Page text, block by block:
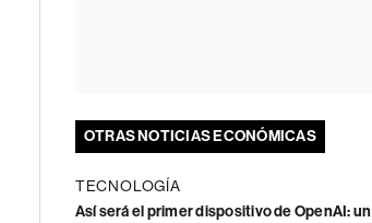
OTRAS NOTICIAS ECONÓMICAS
TECNOLOGÍA
Así será el primer dispositivo de OpenAI: un